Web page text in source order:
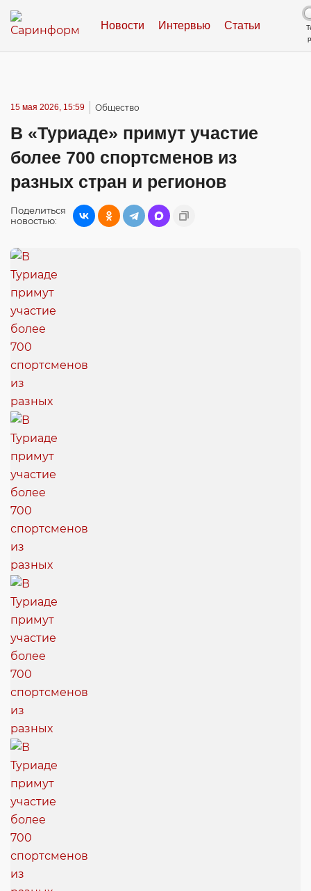
Новости Интервью Статьи
15 мая 2026, 15:59 Общество
В «Туриаде» примут участие
более 700 спортсменов из
разных стран и регионов
Поделиться
новостью: